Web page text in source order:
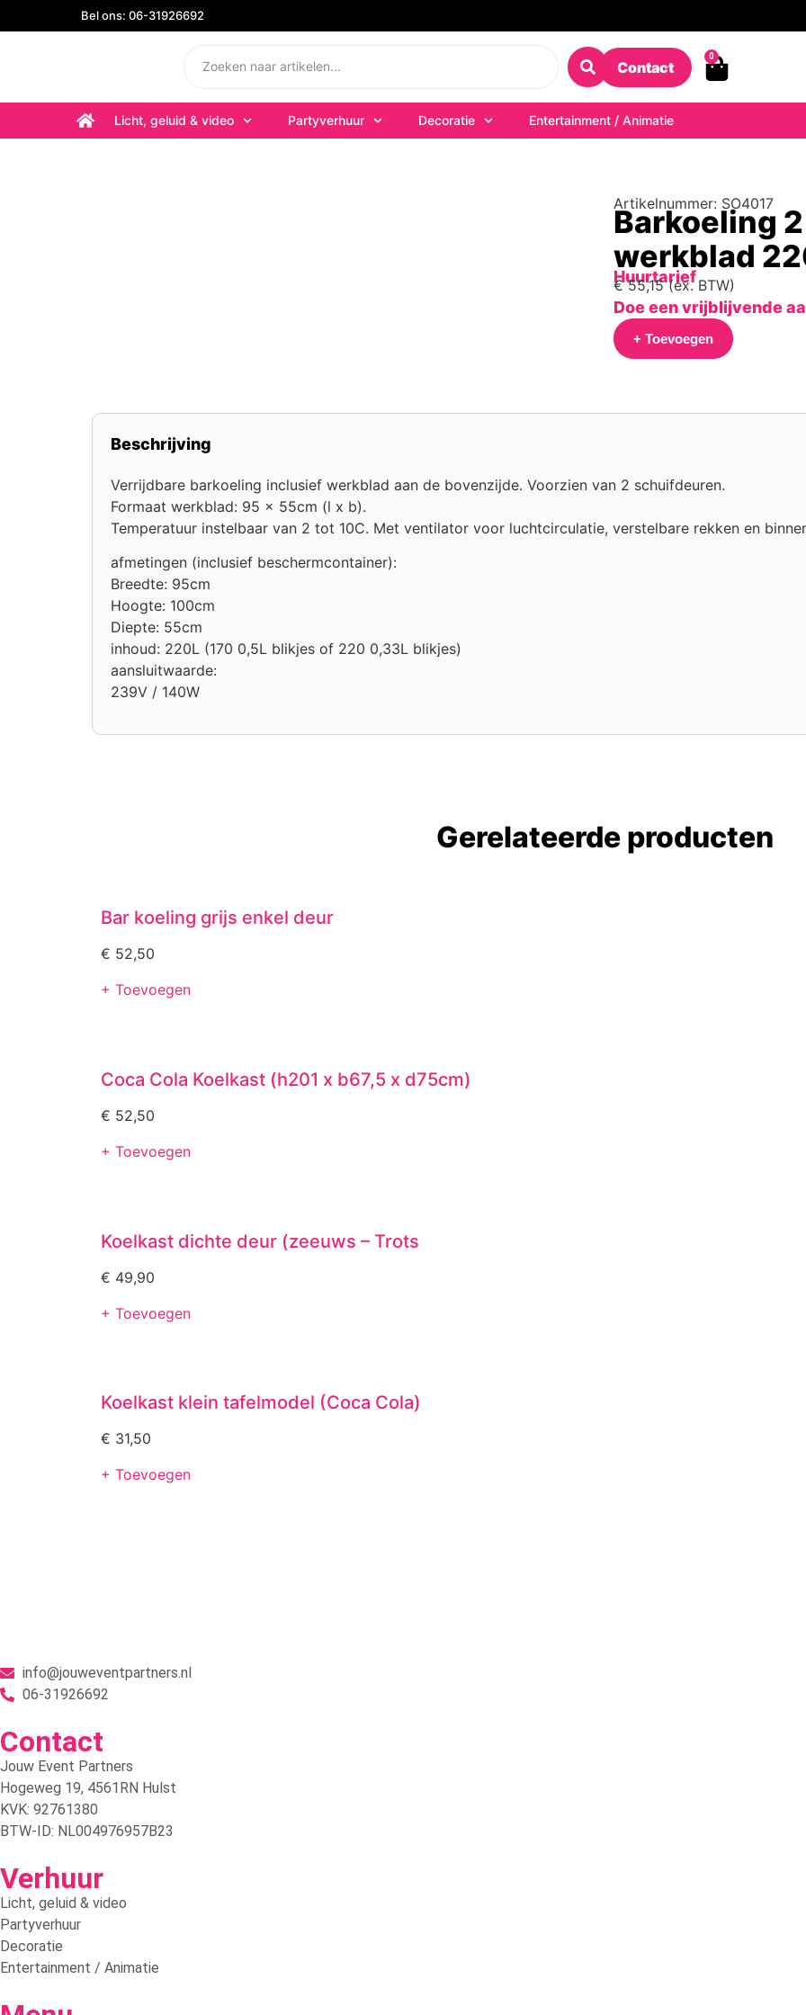
Bel ons: 06-31926692
Contact
0
Licht, geluid & video Partyverhuur Decoratie Entertainment / Animatie
Artikelnummer: SO4017
Barkoeling
werkblad
Huurtarief
€55,15(ex. BTW)
Doe een vrijblijvende
+ Toevoegen
Beschrijving
Verrijdbare barkoeling inclusief werkblad aan de bovenzijde. Voorzien van 2 schuifdeuren.
Formaat werkblad: 95 x 55cm (l x b).
Temperatuur instelbaar van 2 tot 10C. Met ventilator voor luchtcirculatie, verstelbare rekken en
afmetingen (inclusief beschermcontainer):
Breedte: 95cm
Hoogte: 100cm
Diepte: 55cm
inhoud: 220L (170 0,5L blikjes of 220 0,33L blikjes)
aansluitwaarde:
239V / 140W
Gerelateerde producten
Bar koeling grijs enkel deur
€ 52,50
+ Toevoegen
Coca Cola Koelkast (h201 x b67,5 x d75cm)
€ 52,50
+ Toevoegen
Koelkast dichte deur (zeeuws – Trots
€ 49,90
+ Toevoegen
Koelkast klein tafelmodel (Coca Cola)
€ 31,50
+ Toevoegen
info@jouweventpartners.nl
06-31926692
Contact
Jouw Event Partners
Hogeweg 19, 4561RN Hulst
KVK: 92761380
BTW-ID: NL004976957B23
Verhuur
Licht, geluid & video
Partyverhuur
Decoratie
Entertainment / Animatie